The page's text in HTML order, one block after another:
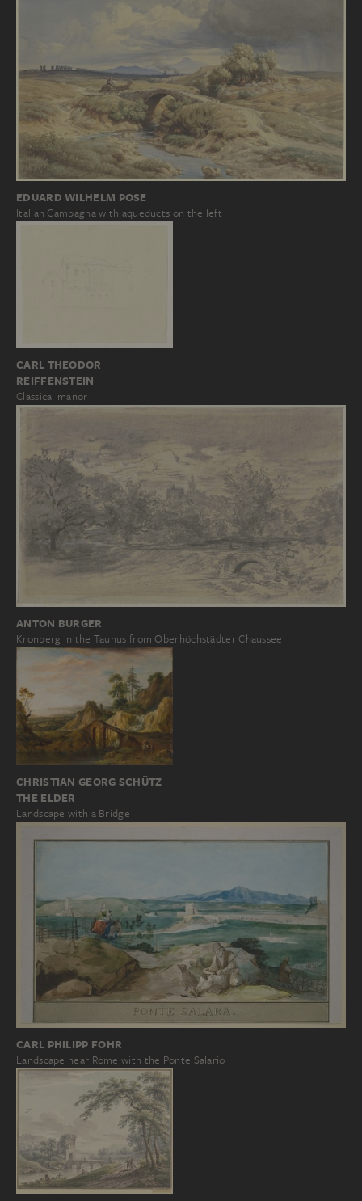
EDUARD WILHELM POSE
Italian Campagna with aqueducts on the left
CARL THEODOR
REIFFENSTEIN
Classical manor
ANTON BURGER
Kronberg in the Taunus from Oberhöchstädter Chaussee
CHRISTIAN GEORG SCHÜTZ
THE ELDER
Landscape with a Bridge
CARL PHILIPP FOHR
Landscape near Rome with the Ponte Salario